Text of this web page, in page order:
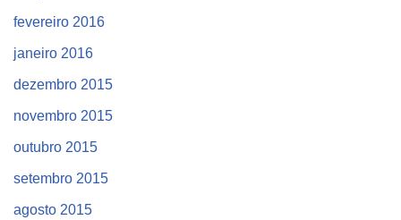
fevereiro 2016
janeiro 2016
dezembro 2015
novembro 2015
outubro 2015
setembro 2015
agosto 2015